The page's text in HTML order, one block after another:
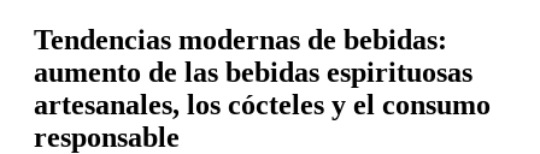
Tendencias modernas de bebidas:
aumento de las bebidas espirituosas
artesanales, los cócteles y el consumo
responsable